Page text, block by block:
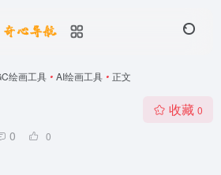
绘画工具 • AI绘画工具 • 正文
0 0
收藏 0